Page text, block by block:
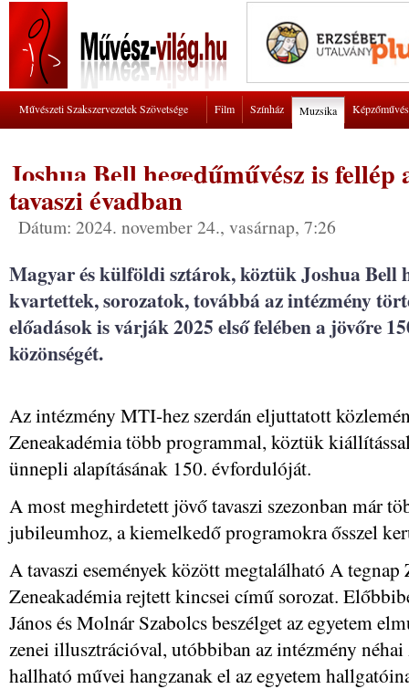
Művészeti Szakszervezetek Szövetsége Film Színház Muzsika
Joshua Bell hegedűművész is
tavaszi évadban
Dátum: 2024. november 24., vasárnap, 7:26
Magyar és külföldi sztárok, köztük Joshua Bell
kvartettek, sorozatok, továbbá az intézmény
előadások is várják 2025 első felében a jövőre
közönségét.
Az intézmény MTI-hez szerdán eljuttatott
Zeneakadémia több programmal, köztük
ünnepli alapításának 150. évfordulóját.
A most meghirdetett jövő tavaszi szezonban már
jubileumhoz, a kiemelkedő programokra ősszel
A tavaszi események között megtalálható A tegnap
Zeneakadémia rejtett kincsei című sorozat.
János és Molnár Szabolcs beszélget az egyetem
zenei illusztrációval, utóbbiban az intézmény
hallható művei hangzanak el az egyetem